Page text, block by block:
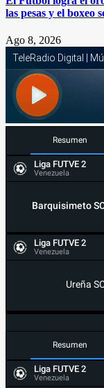
las pesas y el boxeo
Ago 8, 2026
Resumen
Liga FUTVE 2
Venezuela
Barquisimeto
Liga FUTVE 2
Venezuela
Ureña
Resumen
Liga FUTVE 2
Venezuela